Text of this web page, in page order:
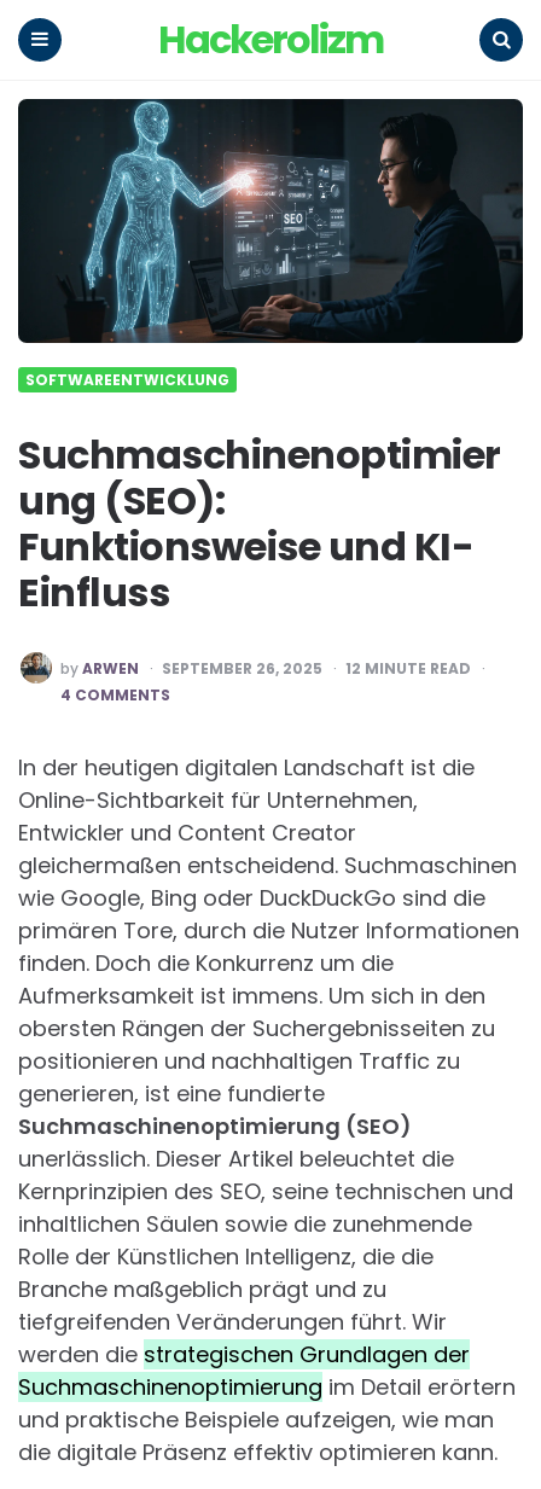
Hackerolizm
SOFTWAREENTWICKLUNG
Suchmaschinenoptimier
ung (SEO):
Funktionsweise und KI-
Einfluss
POSTED
BY
byARWEN SEPTEMBER 26, 2025 12 MINUTE READ
4 COMMENTS
In der heutigen digitalen Landschaft ist die
Online-Sichtbarkeit für Unternehmen,
Entwickler und Content Creator
gleichermaßen entscheidend. Suchmaschinen
wie Google, Bing oder DuckDuckGo sind die
primären Tore, durch die Nutzer Informationen
finden. Doch die Konkurrenz um die
Aufmerksamkeit ist immens. Um sich in den
obersten Rängen der Suchergebnisseiten zu
positionieren und nachhaltigen Traffic zu
generieren, ist eine fundierte
Suchmaschinenoptimierung (SEO)
unerlässlich. Dieser Artikel beleuchtet die
Kernprinzipien des SEO, seine technischen und
inhaltlichen Säulen sowie die zunehmende
Rolle der Künstlichen Intelligenz, die die
Branche maßgeblich prägt und zu
tiefgreifenden Veränderungen führt. Wir
werden die strategischen Grundlagen der
Suchmaschinenoptimierung im Detail erörtern
und praktische Beispiele aufzeigen, wie man
die digitale Präsenz effektiv optimieren kann.